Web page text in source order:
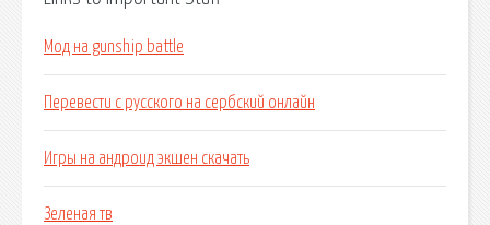
Мод на gunship battle
Перевести с русского на сербский онлайн
Игры на андроид экшен скачать
Зеленая тв